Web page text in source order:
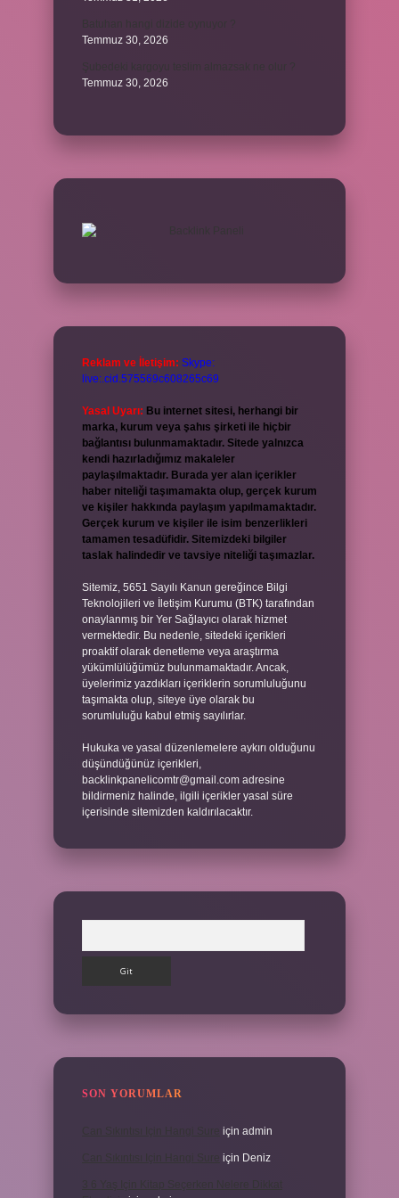
Temmuz 30, 2026
Temmuz 30, 2026
Reklam ve İletişim: Skype:
live:.cid.575569c608265c69
Yasal Uyarı: Bu internet sitesi, herhangi bir
marka, kurum veya şahıs şirketi ile hiçbir
bağlantısı bulunmamaktadır. Sitede yalnızca
kendi hazırladığımız makaleler
paylaşılmaktadır. Burada yer alan içerikler
haber niteliği taşımamakta olup, gerçek kurum
ve kişiler hakkında paylaşım yapılmamaktadır.
Gerçek kurum ve kişiler ile isim benzerlikleri
tamamen tesadüfidir. Sitemizdeki bilgiler
taslak halindedir ve tavsiye niteliği taşımazlar.
Sitemiz, 5651 Sayılı Kanun gereğince Bilgi
Teknolojileri ve İletişim Kurumu (BTK) tarafından
onaylanmış bir Yer Sağlayıcı olarak hizmet
vermektedir. Bu nedenle, sitedeki içerikleri
proaktif olarak denetleme veya araştırma
yükümlülüğümüz bulunmamaktadır. Ancak,
üyelerimiz yazdıkları içeriklerin sorumluluğunu
taşımakta olup, siteye üye olarak bu
sorumluluğu kabul etmiş sayılırlar.
Hukuka ve yasal düzenlemelere aykırı olduğunu
düşündüğünüz içerikleri,
backlinkpanelicomtr@gmail.com adresine
bildirmeniz halinde, ilgili içerikler yasal süre
içerisinde sitemizden kaldırılacaktır.
SON YORUMLAR
için admin
için Deniz